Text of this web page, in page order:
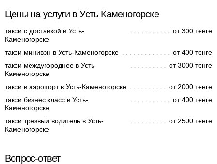
Цены на услуги в Усть-Каменогорске
такси с доставкой в Усть-
Каменогорске
от 300 тенге
такси минивэн в Усть-Каменогорске
от 400 тенге
такси междугороднее в Усть-
Каменогорске
от 3000 тенге
такси в аэропорт в Усть-Каменогорске
от 2000 тенге
такси бизнес класс в Усть-
Каменогорске
от 400 тенге
такси трезвый водитель в Усть-
Каменогорске
от 2500 тенге
Вопрос-ответ